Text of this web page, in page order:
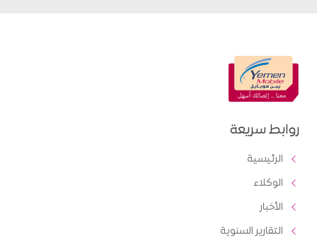
روابط سريعة
الرئيسية
الوكلاء
الأخبار
التقارير السنوية